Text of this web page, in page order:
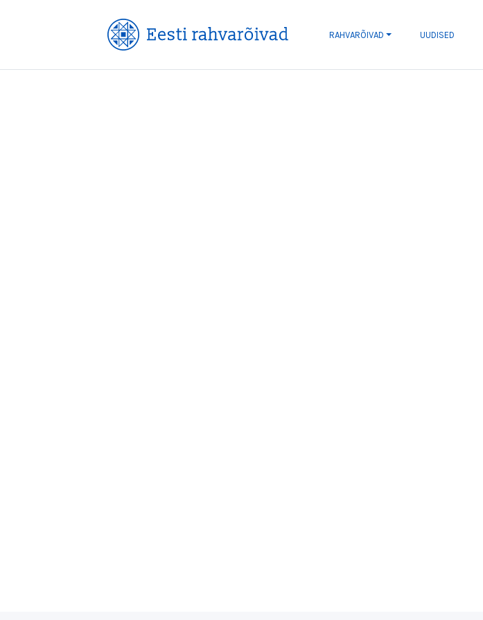
RAHVARÕIVAD UUDISED